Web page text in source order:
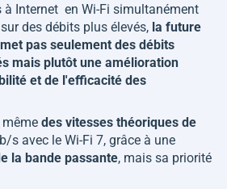
à Internet en Wi-Fi simultanément
des débits plus élevés, la future
pas seulement des débits
mais plutôt une amélioration
et de l'efficacité des
même des vitesses théoriques de
s avec le Wi-Fi 7, grâce à une
la bande passante, mais sa priorité